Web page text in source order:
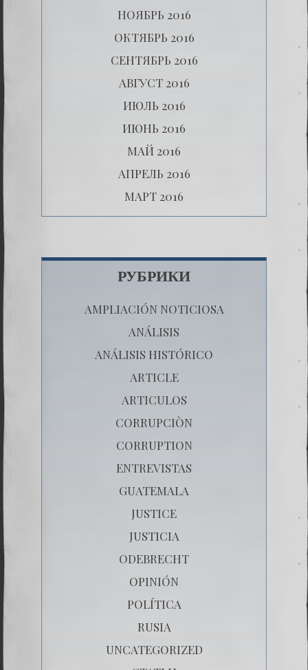
НОЯБРЬ 2016
ОКТЯБРЬ 2016
СЕНТЯБРЬ 2016
АВГУСТ 2016
ИЮЛЬ 2016
ИЮНЬ 2016
МАЙ 2016
АПРЕЛЬ 2016
МАРТ 2016
РУБРИКИ
AMPLIACIÓN NOTICIOSA
ANÁLISIS
ANÁLISIS HISTÓRICO
ARTICLE
ARTICULOS
CORRUPCIÒN
CORRUPTION
ENTREVISTAS
GUATEMALA
JUSTICE
JUSTICIA
ODEBRECHT
OPINIÓN
POLÍTICA
RUSIA
UNCATEGORIZED